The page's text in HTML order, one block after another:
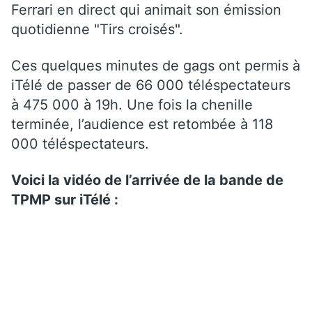
Ferrari en direct qui animait son émission
quotidienne "Tirs croisés".
Ces quelques minutes de gags ont permis à
iTélé de passer de 66 000 téléspectateurs
à 475 000 à 19h. Une fois la chenille
terminée, l’audience est retombée à 118
000 téléspectateurs.
Voici la vidéo de l’arrivée de la bande de
TPMP sur iTélé :